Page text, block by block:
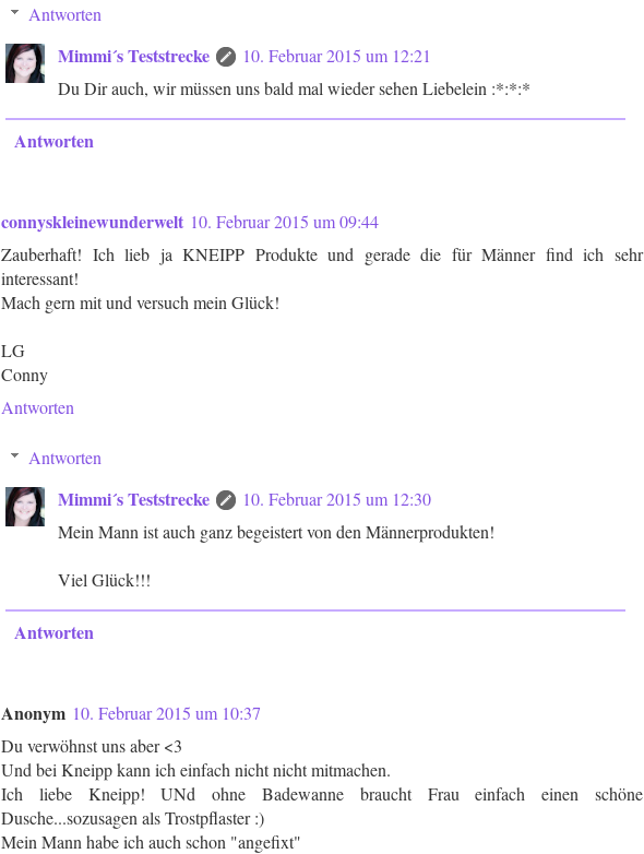
Antworten
Mimmi´s Teststrecke
10. Februar 2015 um 12:21
Du Dir auch, wir müssen uns bald mal wieder sehen Liebelein :*:*:*
Antworten
connyskleinewunderwelt 10. Februar 2015 um 09:44
Zauberhaft! Ich lieb ja KNEIPP Produkte und gerade die für Männer find ich sehr
interessant!
Mach gern mit und versuch mein Glück!
LG
Conny
Antworten
Antworten
Mimmi´s Teststrecke
10. Februar 2015 um 12:30
Mein Mann ist auch ganz begeistert von den Männerprodukten!
Viel Glück!!!
Antworten
Anonym 10. Februar 2015 um 10:37
Du verwöhnst uns aber <3
Und bei Kneipp kann ich einfach nicht nicht mitmachen.
Ich liebe Kneipp! UNd ohne Badewanne braucht Frau einfach einen schöne
Dusche...sozusagen als Trostpflaster :)
Mein Mann habe ich auch schon "angefixt"